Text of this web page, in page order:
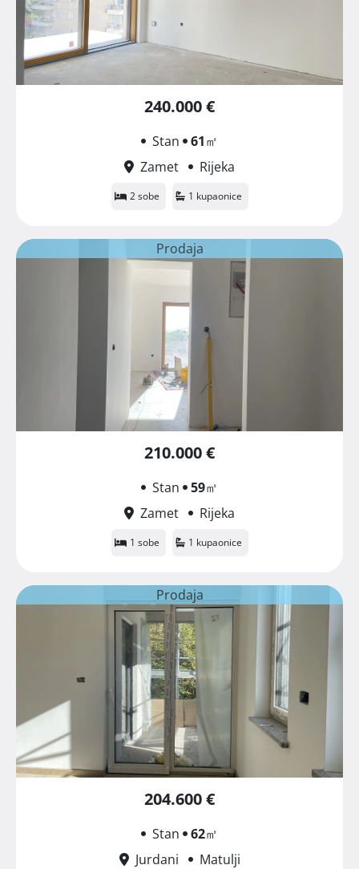
240.000 €
Stan 61㎡
Zamet
Rijeka
2 sobe 1 kupaonice
Prodaja
210.000 €
Stan 59㎡
Zamet
Rijeka
1 sobe 1 kupaonice
Prodaja
204.600 €
Stan 62㎡
Jurdani
Matulji